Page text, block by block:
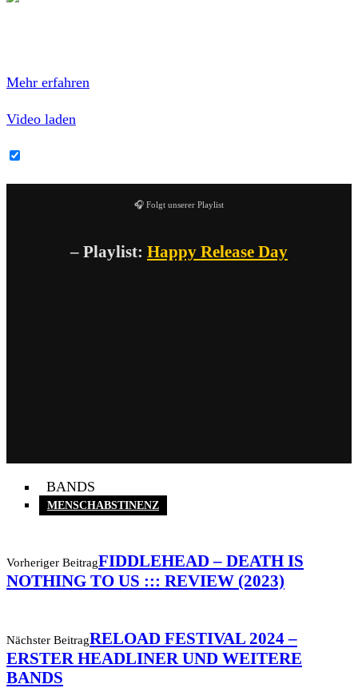
Mehr erfahren
Video laden
🎧 Folgt unserer Playlist
– Playlist: Happy Release Day
BANDS
MENSCHABSTINENZ
Vorheriger BeitragFIDDLEHEAD – DEATH IS
NOTHING TO US ::: REVIEW (2023)
Nächster BeitragRELOAD FESTIVAL 2024 –
ERSTER HEADLINER UND WEITERE
BANDS